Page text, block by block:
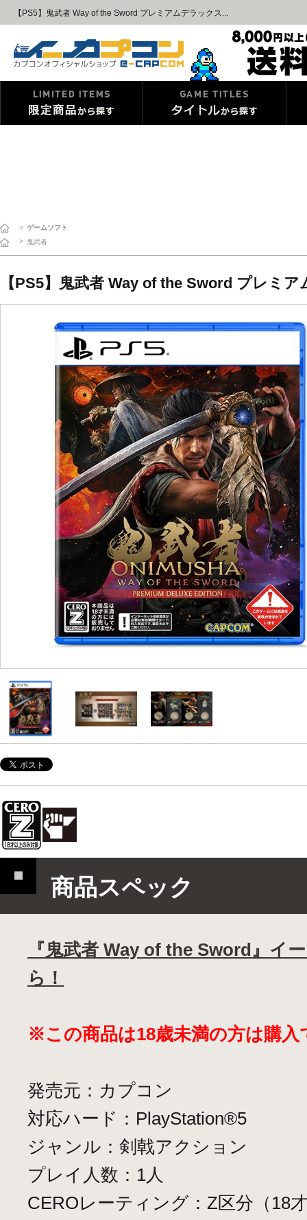
【PS5】鬼武者 Way of the Sword プレミアムデラックス...
> ゲームソフト
> 鬼武者
【PS5】鬼武者 Way of the Sword プレミ
商品スペック
『鬼武者 Way of the Sword』イ
ら！
※この商品は18歳未満の方は購入
発売元：カプコン
対応ハード：PlayStation®5
ジャンル：剣戟アクション
プレイ人数：1人
CEROレーティング：Z区分（18